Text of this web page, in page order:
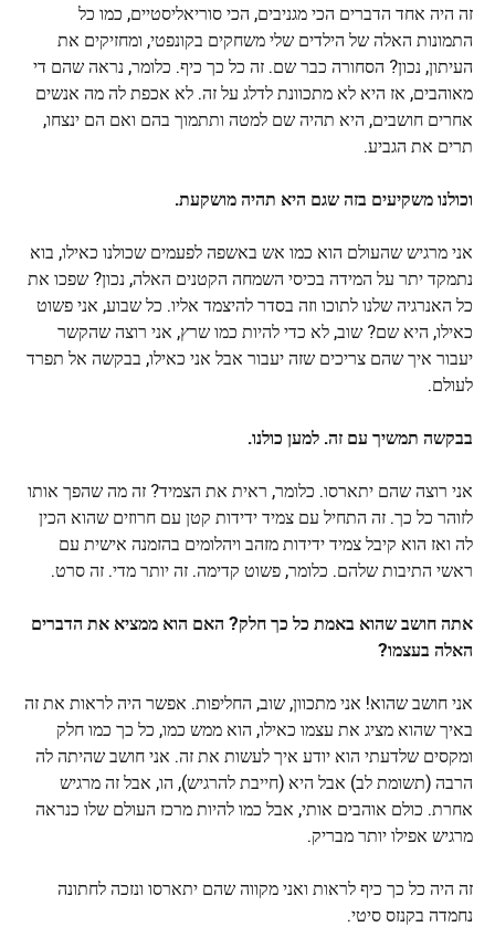
זה היה אחד הדברים הכי מגניבים, הכי סוריאליסטיים, כמו כל
התמונות האלה של הילדים שלי משחקים בקונפטי, ומחזיקים את
העיתון, נכון? הסחורה כבר שם. זה כל כך כיף. כלומר, נראה שהם די
מאוהבים, אז היא לא מתכוונת לדלג על זה. לא אכפת לה מה אנשים
אחרים חושבים, היא תהיה שם למטה ותתמוך בהם ואם הם ינצחו,
תרים את הגביע.
וכולנו משקיעים בזה שגם היא תהיה מושקעת.
אני מרגיש שהעולם הוא כמו אש באשפה לפעמים שכולנו כאילו, בוא
נתמקד יתר על המידה בכיסי השמחה הקטנים האלה, נכון? שפכו את
כל האנרגיה שלנו לתוכו וזה בסדר להיצמד אליו. כל שבוע, אני פשוט
כאילו, היא שם? שוב, לא כדי להיות כמו שרץ, אני רוצה שהקשר
יעבור איך שהם צריכים שזה יעבור אבל אני כאילו, בבקשה אל תפרד
לעולם.
בבקשה תמשיך עם זה. למען כולנו.
אני רוצה שהם יתארסו. כלומר, ראית את הצמיד? זה מה שהפך אותו
לזוהר כל כך. זה התחיל עם צמיד ידידות קטן עם חרוזים שהוא הכין
לה ואז הוא קיבל צמיד ידידות מזהב ויהלומים בהזמנה אישית עם
ראשי התיבות שלהם. כלומר, פשוט קדימה. זה יותר מדי. זה סרט.
אתה חושב שהוא באמת כל כך חלק? האם הוא ממציא את הדברים
האלה בעצמו?
אני חושב שהוא! אני מתכוון, שוב, החליפות. אפשר היה לראות את זה
באיך שהוא מציג את עצמו כאילו, הוא ממש כמו, כל כך כמו חלק
ומקסים שלדעתי הוא יודע איך לעשות את זה. אני חושב שהיתה לה
הרבה (תשומת לב) אבל היא (חייבת להרגיש), הו, אבל זה מרגיש
אחרת. כולם אוהבים אותי, אבל כמו להיות מרכז העולם שלו כנראה
מרגיש אפילו יותר מבריק.
זה היה כל כך כיף לראות ואני מקווה שהם יתארסו ונזכה לחתונה
נחמדה בקנזס סיטי.